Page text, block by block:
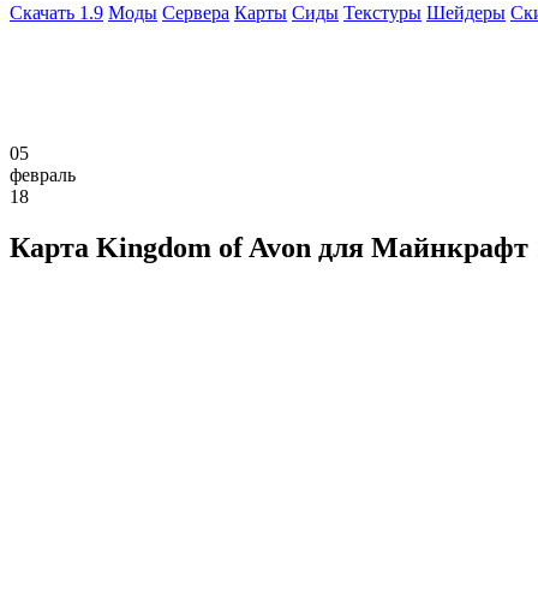
Скачать 1.9 Моды Сервера Карты Сиды Текстуры Шейдеры
05
февраль
18
Карта Kingdom of Avon для Майнкрафт